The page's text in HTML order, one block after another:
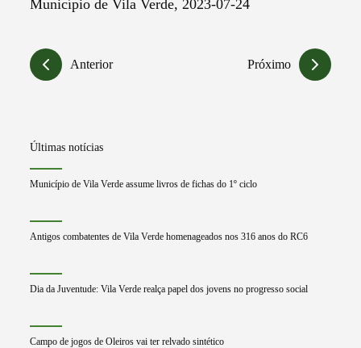
Município de Vila Verde, 2023-07-24
Anterior Próximo
Últimas notícias
Município de Vila Verde assume livros de fichas do 1º ciclo
Antigos combatentes de Vila Verde homenageados nos 316 anos do RC6
Dia da Juventude: Vila Verde realça papel dos jovens no progresso social
Campo de jogos de Oleiros vai ter relvado sintético